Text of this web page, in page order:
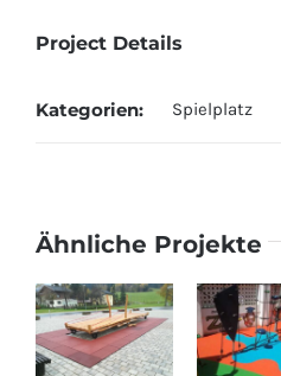
Project Details
Kategorien: Spielplatz
Ähnliche Projekte